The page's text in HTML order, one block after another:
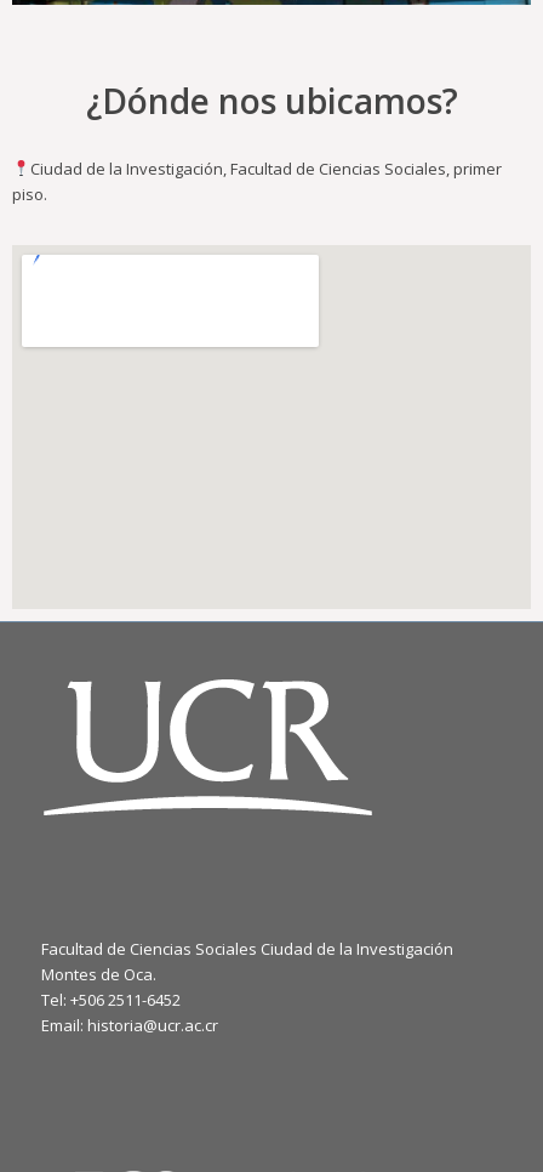
¿Dónde nos ubicamos?
Ciudad de la Investigación, Facultad de Ciencias Sociales, primer
piso.
Facultad de Ciencias Sociales Ciudad de la Investigación
Montes de Oca.
Tel: +506 2511-6452
Email: historia@ucr.ac.cr